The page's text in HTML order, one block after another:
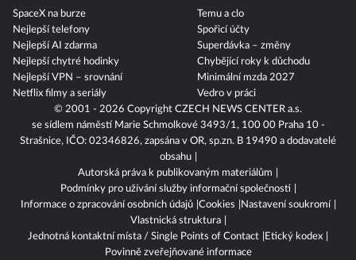
© 2001 - 2026 Copyright CZECH NEWS CENTER a.s.
se sídlem náměstí Marie Schmolkové 3493/1, 100 00 Praha 10 -
Strašnice, IČO: 02346826, zapsána v OR, sp.zn. B 19490 a dodavatelé
obsahu
Autorská práva k publikovaným materiálům
Podmínky pro užívání služby informační společnosti
Informace o zpracování osobních údajů Cookies
Nastavení soukromí
Vlastnická struktura
Jednotná kontaktní místa / Single Points of Contact
Etický kodex
Povinně zveřejňované informace
SpaceX na burze
Nejlepší telefony
Nejlepší AI zdarma
Nejlepší chytré hodinky
Nejlepší VPN – srovnání
Netflix filmy a seriály
Temu a clo
Spořicí účty
Superdávka – změny
Chybějící roky k důchodu
Minimální mzda 2027
Vedro v práci